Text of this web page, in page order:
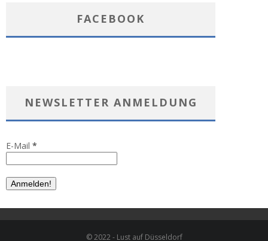
FACEBOOK
NEWSLETTER ANMELDUNG
E-Mail *
© 2022 - Lust auf Düsseldorf